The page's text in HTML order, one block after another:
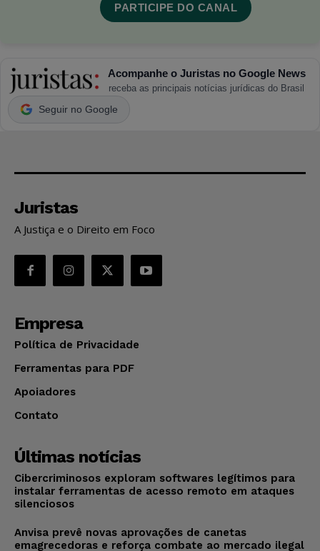
PARTICIPE DO CANAL
Acompanhe o Juristas no Google News
receba as principais notícias jurídicas do Brasil
Seguir no Google
Juristas
A Justiça e o Direito em Foco
Empresa
Política de Privacidade
Ferramentas para PDF
Apoiadores
Contato
Últimas notícias
Cibercriminosos exploram softwares legítimos para
instalar ferramentas de acesso remoto em ataques
silenciosos
Anvisa prevê novas aprovações de canetas
emagrecedoras e reforça combate ao mercado ilegal